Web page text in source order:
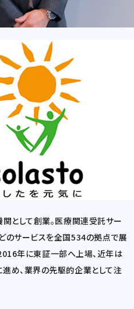
として創業。医療関連受託サー
のサービスを全国534の拠点で展
年に東証一部へ上場、近年は
め、業界の先駆的企業として注